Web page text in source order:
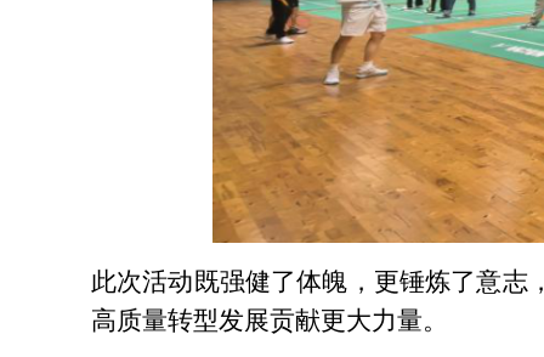
此次活动既强健了体魄，更锤炼了意志
高质量转型发展贡献更大力量。